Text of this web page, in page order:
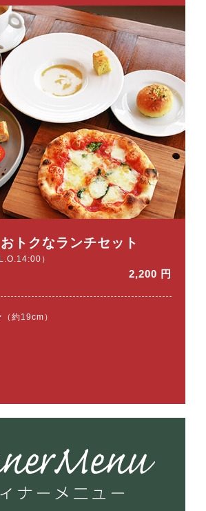
トクなランチセット
）
2,200 円
約19cm）